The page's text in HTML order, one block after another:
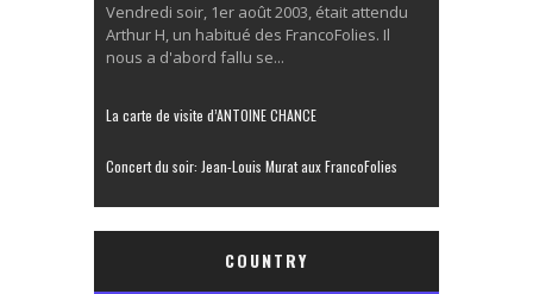
Vendredi soir, 1er août 2003, était attendu
Arthur H, un habitué des FrancoFolies. Il
nous a d'abord fallu se...
La carte de visite d’ANTOINE CHANCE
Concert du soir: Jean-Louis Murat aux FrancoFolies
COUNTRY